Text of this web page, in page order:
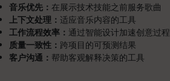
音乐优先： 在展示技术技能之前服务歌曲
上下文处理： 适应音乐内容的工具
工作流程效率： 通过智能设计加速创意过程
质量一致性： 跨项目的可预测结果
客户沟通： 帮助客观解释决策的工具